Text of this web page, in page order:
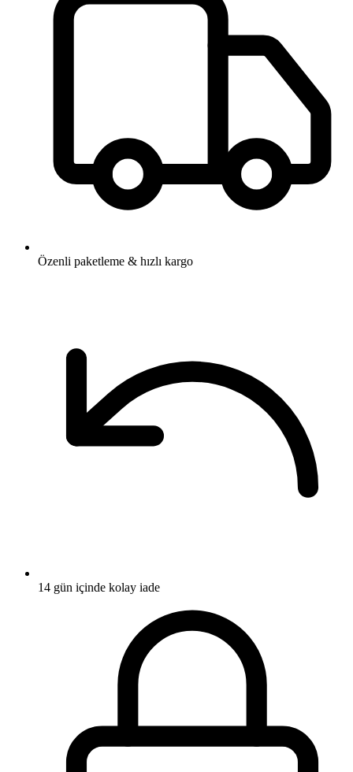
Özenli paketleme & hızlı kargo
14 gün içinde kolay iade